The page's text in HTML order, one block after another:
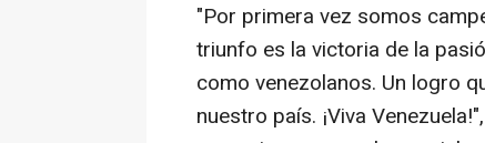
"Por primera vez somos
triunfo es la victoria de la
como venezolanos. Un logro
nuestro país. ¡Viva